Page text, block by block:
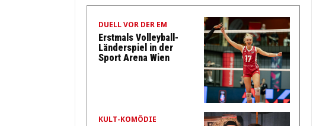
DUELL VOR DER EM
Erstmals Volleyball-
Länderspiel in der
Sport Arena Wien
KULT-KOMÖDIE